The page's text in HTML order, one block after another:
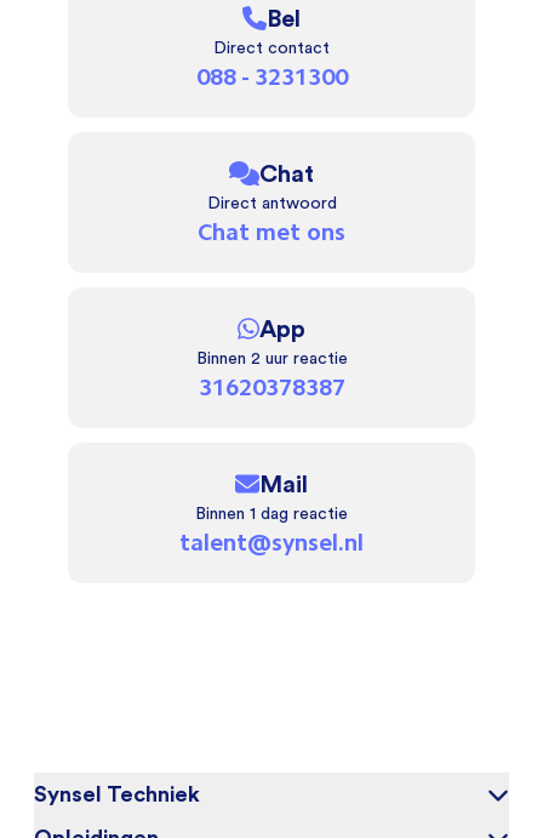
Bel
Direct contact
088 - 3231300
Chat
Direct antwoord
Chat met ons
App
Binnen 2 uur reactie
31620378387
Mail
Binnen 1 dag reactie
talent@synsel.nl
Synsel Techniek